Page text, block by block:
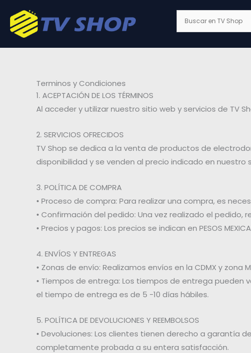
contenido
Terminos y Condiciones
1. ACEPTACIÓN DE LOS TÉRMINOS
Al acceder y utilizar nuestro sitio web y servicios de TV
2. SERVICIOS OFRECIDOS
TV Shop se dedica a la venta de productos de
disponibilidad y se venden al precio indicado en nuestro
3. POLÍTICA DE COMPRA
• Proceso de compra: Para realizar una compra, es
• Confirmación del pedido: Una vez realizado el
• Precios y pagos: Los precios se indican en PESOS
4. ENVÍOS Y ENTREGAS
• Zonas de envío: Realizamos envíos en la CDMX y zona
• Tiempos de entrega: Los tiempos de entrega pueden
el tiempo de entrega es de 5 -10 días hábiles.
5. POLÍTICA DE DEVOLUCIONES Y REEMBOLSOS
• Devoluciones: Los clientes tienen derecho a garantía
completamente probada a su entera satisfacción.